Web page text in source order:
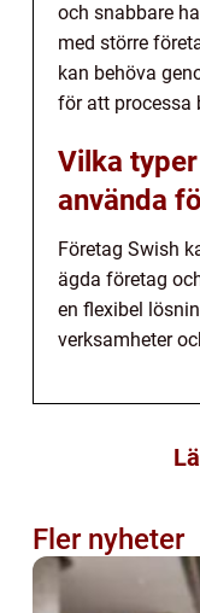
och snabbare
med större
kan behöva
för att processa
Vilka
använda
Företag Swish
ägda företag
en flexibel
verksamheter
Fler nyheter